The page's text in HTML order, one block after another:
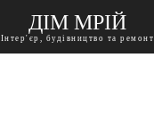
ДІМ МРІЙ
Інтер'єр, будівництво та ремонт